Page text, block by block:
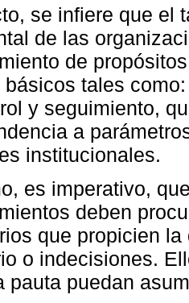
se infiere que el
de las
de
básicos tales
y seguimiento,
a
institucionales.
es imperativo,
deben
que propicien
o indecisiones.
pauta puedan